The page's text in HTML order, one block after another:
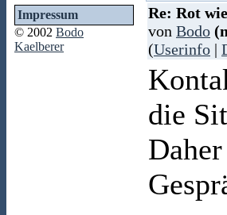
Impressum
© 2002 Bodo
Kaelberer
Re: Rot
von Bodo
(Userinfo |
die